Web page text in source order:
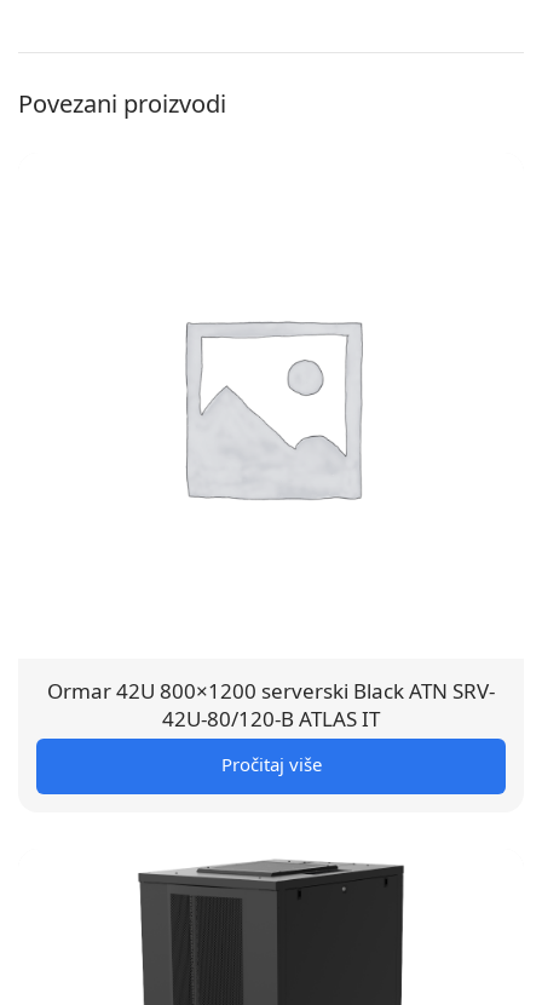
Povezani proizvodi
Ormar 42U 800×1200 serverski Black ATN SRV-
42U-80/120-B ATLAS IT
Pročitaj više